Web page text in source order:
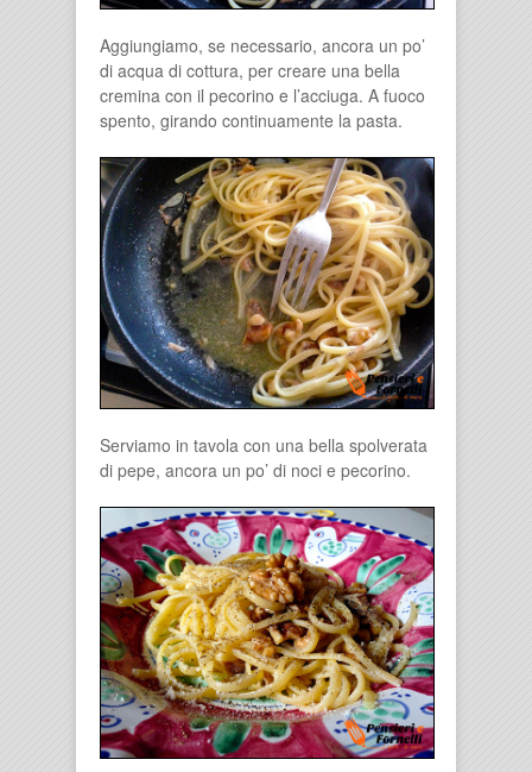
Aggiungiamo, se necessario, ancora un po’
di acqua di cottura, per creare una bella
cremina con il pecorino e l’acciuga. A fuoco
spento, girando continuamente la pasta.
Serviamo in tavola con una bella spolverata
di pepe, ancora un po’ di noci e pecorino.